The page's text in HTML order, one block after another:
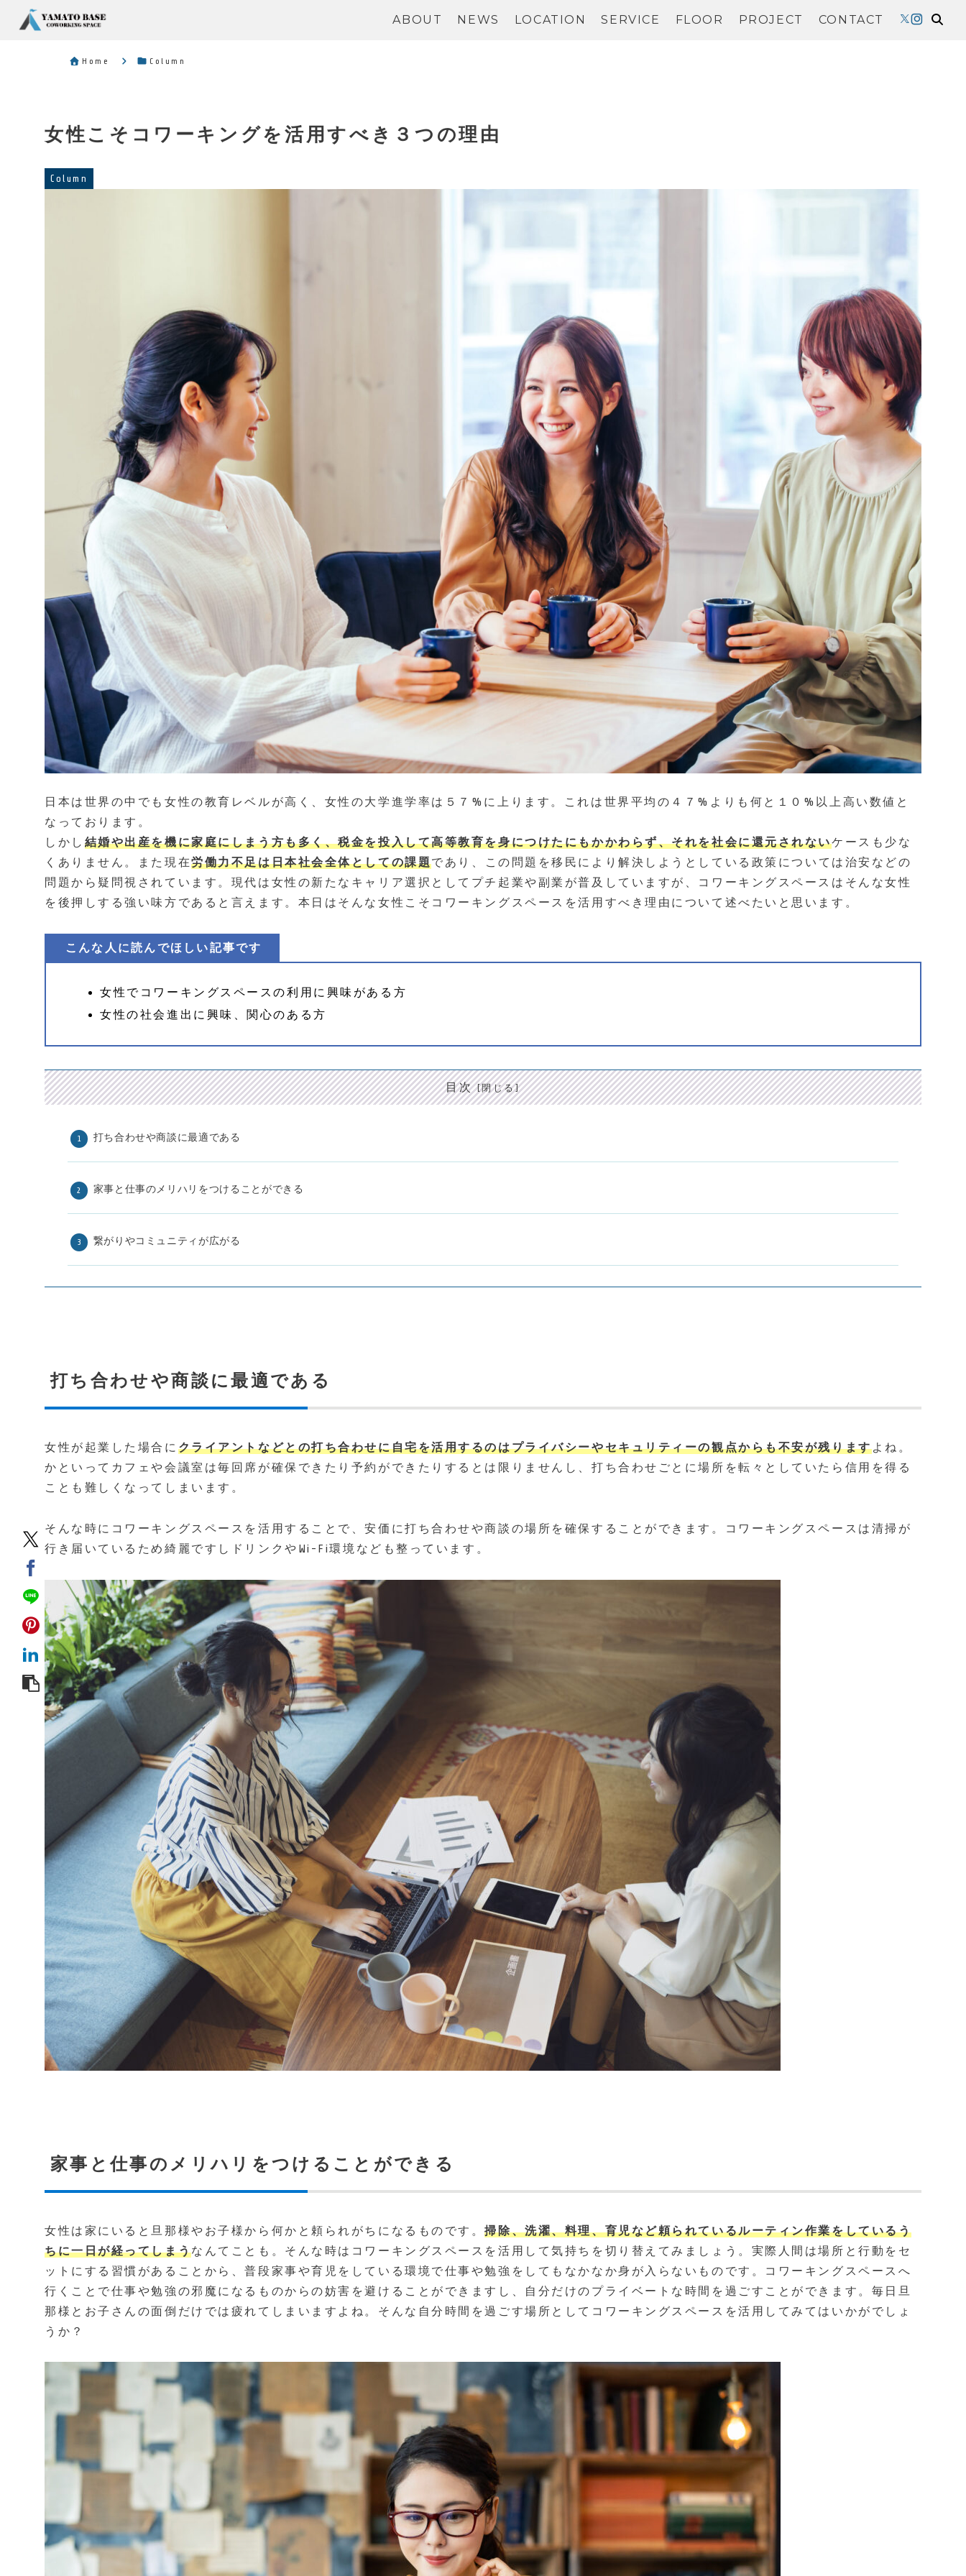
ABOUT NEWS LOCATION SERVICE FLOOR PROJECT CONTACT
Home Column
女性こそコワーキングを活用すべき３つの理由
Column
日本は世界の中でも女性の教育レベルが高く、女性の大学進学率は５７%に上ります。これは世界平均の４７%よりも何と１０%以上高い数値と
なっております。
しかし 結婚や出産を機に家庭にしまう方も多く、税金を投入して高等教育を身につけたにもかかわらず、それを社会に還元されないケースも少な
くありません。また現在労働力不足は日本社会全体としての課題であり、この問題を移民により解決しようとしている政策については治安などの
問題から疑問視されています。現代は女性の新たなキャリア選択としてプチ起業や副業が普及していますが、コワーキングスペースはそんな女性
を後押しする強い味方であると言えます。本日はそんな女性こそコワーキングスペースを活用すべき理由について述べたいと思います。
こんな人に読んでほしい記事です
女性でコワーキングスペースの利用に興味がある方
女性の社会進出に興味、関心のある方
目次
打ち合わせや商談に最適である
家事と仕事のメリハリをつけることができる
繋がりやコミュニティが広がる
打ち合わせや商談に最適である
女性が起業した場合に クライアントなどとの打ち合わせに自宅を活用するのはプライバシーやセキュリティーの観点からも不安が残りますよね。
かといってカフェや会議室は毎回席が確保できたり予約ができたりするとは限りませんし、打ち合わせごとに場所を転々としていたら信用を得る
ことも難しくなってしまいます。
そんな時にコワーキングスペースを活用することで、安価に打ち合わせや商談の場所を確保することができます。コワーキングスペースは清掃が
行き届いているため綺麗ですしドリンクやWi-Fi環境なども整っています。
家事と仕事のメリハリをつけることができる
女性は家にいると旦那様やお子様から何かと頼られがちになるものです。掃除、洗濯、料理、育児など頼られているルーティン作業をしているう
ちに一日が経ってしまうなんてことも。そんな時はコワーキングスペースを活用して気持ちを切り替えてみましょう。実際人間は場所と行動をセ
ットにする習慣があることから、普段家事や育児をしている環境で仕事や勉強をしてもなかなか身が入らないものです。コワーキングスペースへ
行くことで仕事や勉強の邪魔になるものからの妨害を避けることができますし、自分だけのプライベートな時間を過ごすことができます。毎日旦
那様とお子さんの面倒だけでは疲れてしまいますよね。そんな自分時間を過ごす場所としてコワーキングスペースを活用してみてはいかがでしょ
うか？